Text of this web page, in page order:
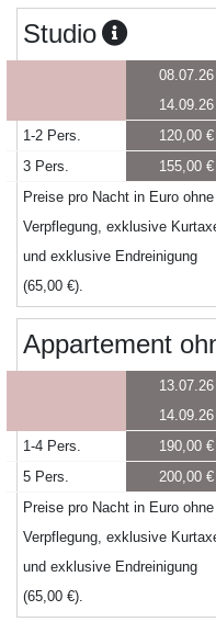
Studio
08.07.26
14.09.26
1-2 Pers.
120,00 €
3 Pers.
155,00 €
Preise pro Nacht in Euro ohne
Verpflegung, exklusive
und exklusive Endreinigung
(65,00 €).
Appartement
13.07.26
14.09.26
1-4 Pers.
190,00 €
5 Pers.
200,00 €
Preise pro Nacht in Euro ohne
Verpflegung, exklusive
und exklusive Endreinigung
(65,00 €).